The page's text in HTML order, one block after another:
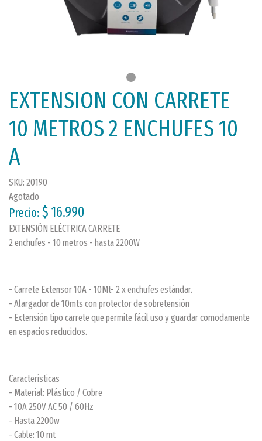
EXTENSION CON CARRETE
10 METROS 2 ENCHUFES 10
A
SKU: 20190
Agotado
Precio: $ 16.990
EXTENSIÓN ELÉCTRICA CARRETE
2 enchufes - 10 metros - hasta 2200W
- Carrete Extensor 10A - 10Mt- 2 x enchufes estándar.
- Alargador de 10mts con protector de sobretensión
- Extensión tipo carrete que permite fácil uso y guardar comodamente
en espacios reducidos.
Características
- Material: Plástico / Cobre
- 10A 250V AC 50 / 60Hz
- Hasta 2200w
- Cable: 10 mt